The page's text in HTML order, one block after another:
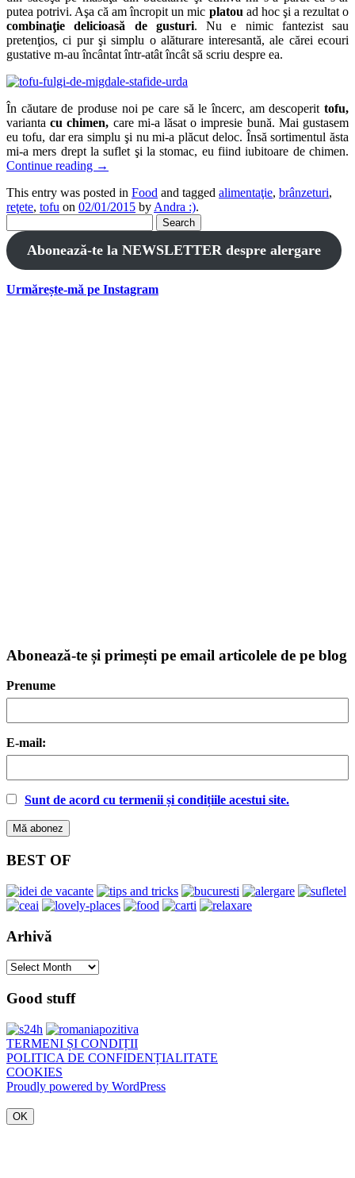
putea potrivi. Aşa că am încropit un mic platou ad hoc şi a rezultat o
combinaţie delicioasă de gusturi. Nu e nimic fantezist sau
pretenţios, ci pur şi simplu o alăturare interesantă, ale cărei ecouri
gustative m-au încântat într-atât încât să scriu despre ea.
În căutare de produse noi pe care să le încerc, am descoperit tofu,
variantacu chimen, care mi-a lăsat o impresie bună. Mai gustasem
eu tofu, dar era simplu şi nu mi-a plăcut deloc. Însă sortimentul ăsta
mi-a mers drept la suflet şi la stomac, eu fiind iubitoare de chimen.
Continue reading →
This entry was posted in Food and tagged alimentaţie, brânzeturi,
reţete, tofu on 02/01/2015 by Andra :).
for:
Abonează-te la NEWSLETTER despre alergare
Urmărește-mă pe Instagram
Abonează-te și primești pe email articolele de pe blog
Prenume
E-mail:
Sunt de acord cu termenii și condițiile acestui site.
BEST OF
Arhivă
Arhivă
Good stuff
TERMENI ȘI CONDIȚII
POLITICA DE CONFIDENȚIALITATE
COOKIES
Proudly powered by WordPress
OK